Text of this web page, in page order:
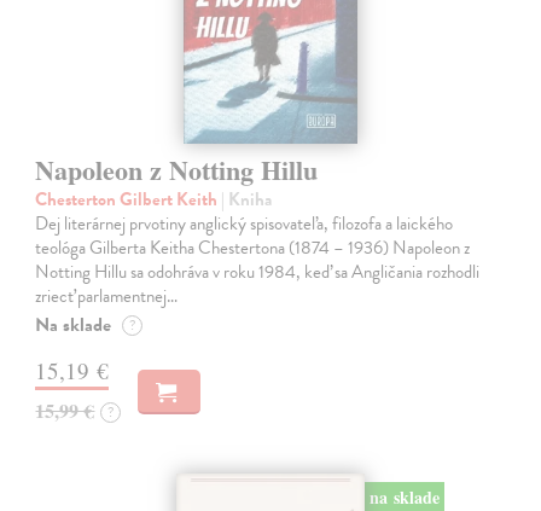
Napoleon z Notting Hillu
Chesterton Gilbert Keith | Kniha
Dej literárnej prvotiny anglický spisovateľa, filozofa a laického
teológa Gilberta Keitha Chestertona (1874 – 1936) Napoleon z
Notting Hillu sa odohráva v roku 1984, keď sa Angličania rozhodli
zriecť parlamentnej…
Na sklade ?
15,19 €
15,99 € ?
na sklade